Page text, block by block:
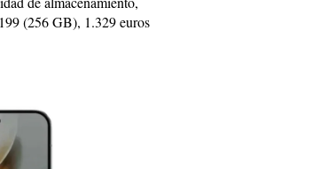
(256 GB), 1.329 euros